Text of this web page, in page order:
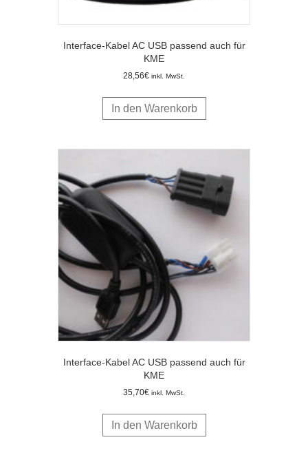
Interface-Kabel AC USB passend auch für
KME
28,56€ inkl. MwSt.
In den Warenkorb
Interface-Kabel AC USB passend auch für
KME
35,70€ inkl. MwSt.
In den Warenkorb